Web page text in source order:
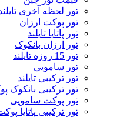
تور لحظه آخری
تور پوکت ارزان
تور پاتايا تايلند
تور ارزان بانکوک
تور 15 روزه تایلند
تور سامویی
تور ترکیبی تایلند
تور ترکیبی بانکوک
تور پوکت سامویی
تور ترکیبی پاتایا